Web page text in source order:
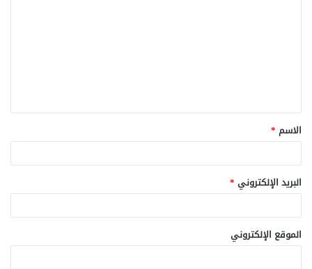
ق
*
الاسم *
البريد الإلكتروني *
الموقع الإلكتروني